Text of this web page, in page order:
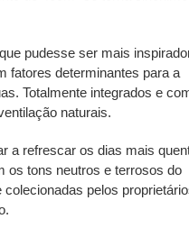
pudesse ser mais
fatores determinantes para a
Totalmente integrados e
naturais.
a refrescar os dias mais
os tons neutros e terrosos do
pelos